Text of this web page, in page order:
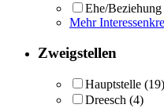
Ehe/Beziehung
Mehr
Zweigstellen
Hauptstelle (19)
Dreesch (4)